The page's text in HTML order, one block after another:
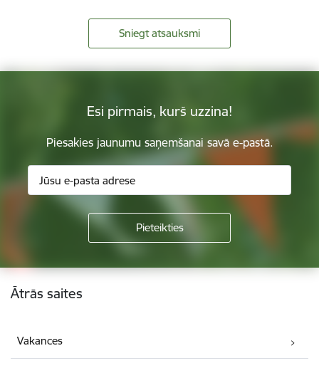
Sniegt atsauksmi
Esi pirmais, kurš uzzina!
Piesakies jaunumu saņemšanai savā e-pastā.
Kājene
Ātrās saites
Vakances